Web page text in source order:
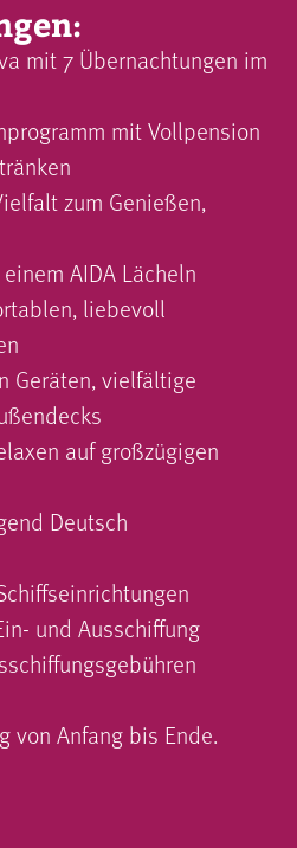
mit 7 Übernachtungen im
mit Vollpension
zum Genießen,
AIDA Lächeln
liebevoll
Geräten, vielfältige
auf großzügigen
Deutsch
und Ausschiffung
von Anfang bis Ende.